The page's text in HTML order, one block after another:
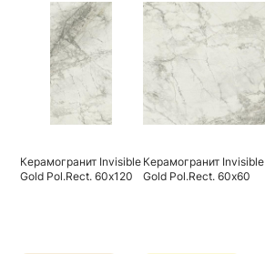
Керамогранит Invisible
Gold Pol.Rect. 60х120
Керамогранит Invisible
Gold Pol.Rect. 60х60